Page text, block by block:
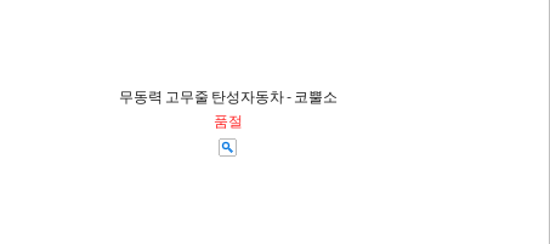
무동력 고무줄 탄성자동차 - 코뿔소
품절